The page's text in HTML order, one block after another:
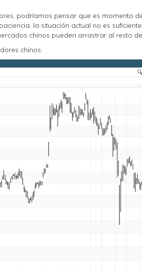
podríamos pensar que es momento
la situación actual no es
chinos pueden arrastrar al resto
chinos: